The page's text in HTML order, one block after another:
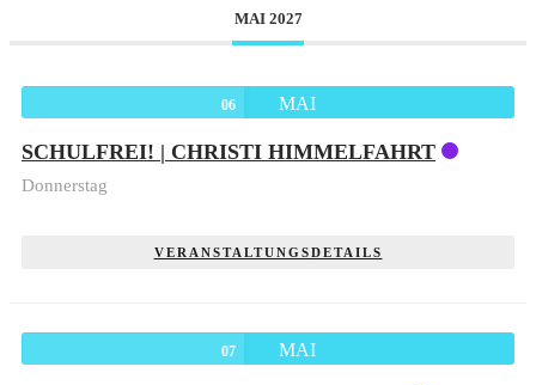
MAI 2027
06 MAI
SCHULFREI! | CHRISTI HIMMELFAHRT
Donnerstag
VERANSTALTUNGSDETAILS
07 MAI